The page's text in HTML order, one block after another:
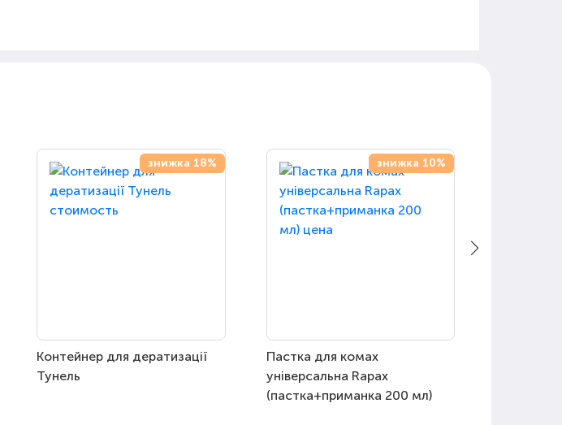
знижка 18%
Контейнер для дератизації
Тунель
знижка 10%
Пастка для комах
універсальна Rapax
(пастка+приманка 200 мл)